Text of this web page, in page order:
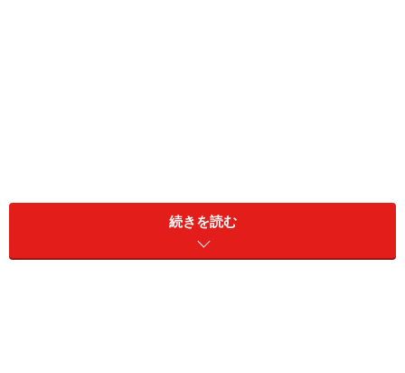
1）取引処理能力が大きく向上する
ビットコインのブロックチェーンを利用せずにトランザ
続きを読む